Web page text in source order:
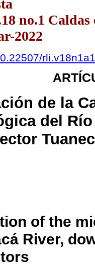
no.1 Caldas
2022
de la
del Río
of the
River,